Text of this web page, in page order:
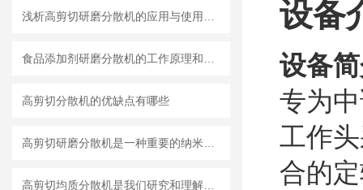
高剪切分散机的优缺点有哪些
设备
设备
专为
工作
合的